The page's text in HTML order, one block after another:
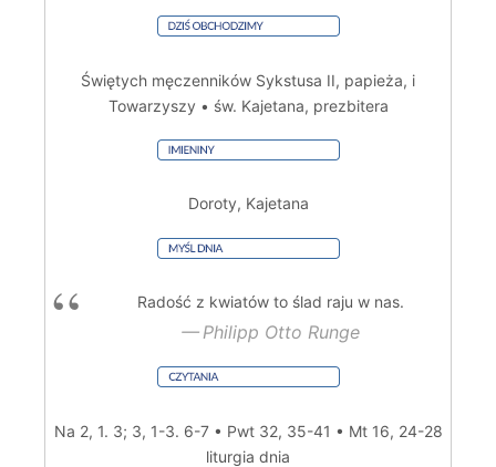
Świętych męczenników Sykstusa II, papieża, i
Towarzyszy • św. Kajetana, prezbitera
Doroty, Kajetana
Radość z kwiatów to ślad raju w nas.
Philipp Otto Runge
Na 2, 1. 3; 3, 1-3. 6-7 • Pwt 32, 35-41 • Mt 16, 24-28
liturgia dnia